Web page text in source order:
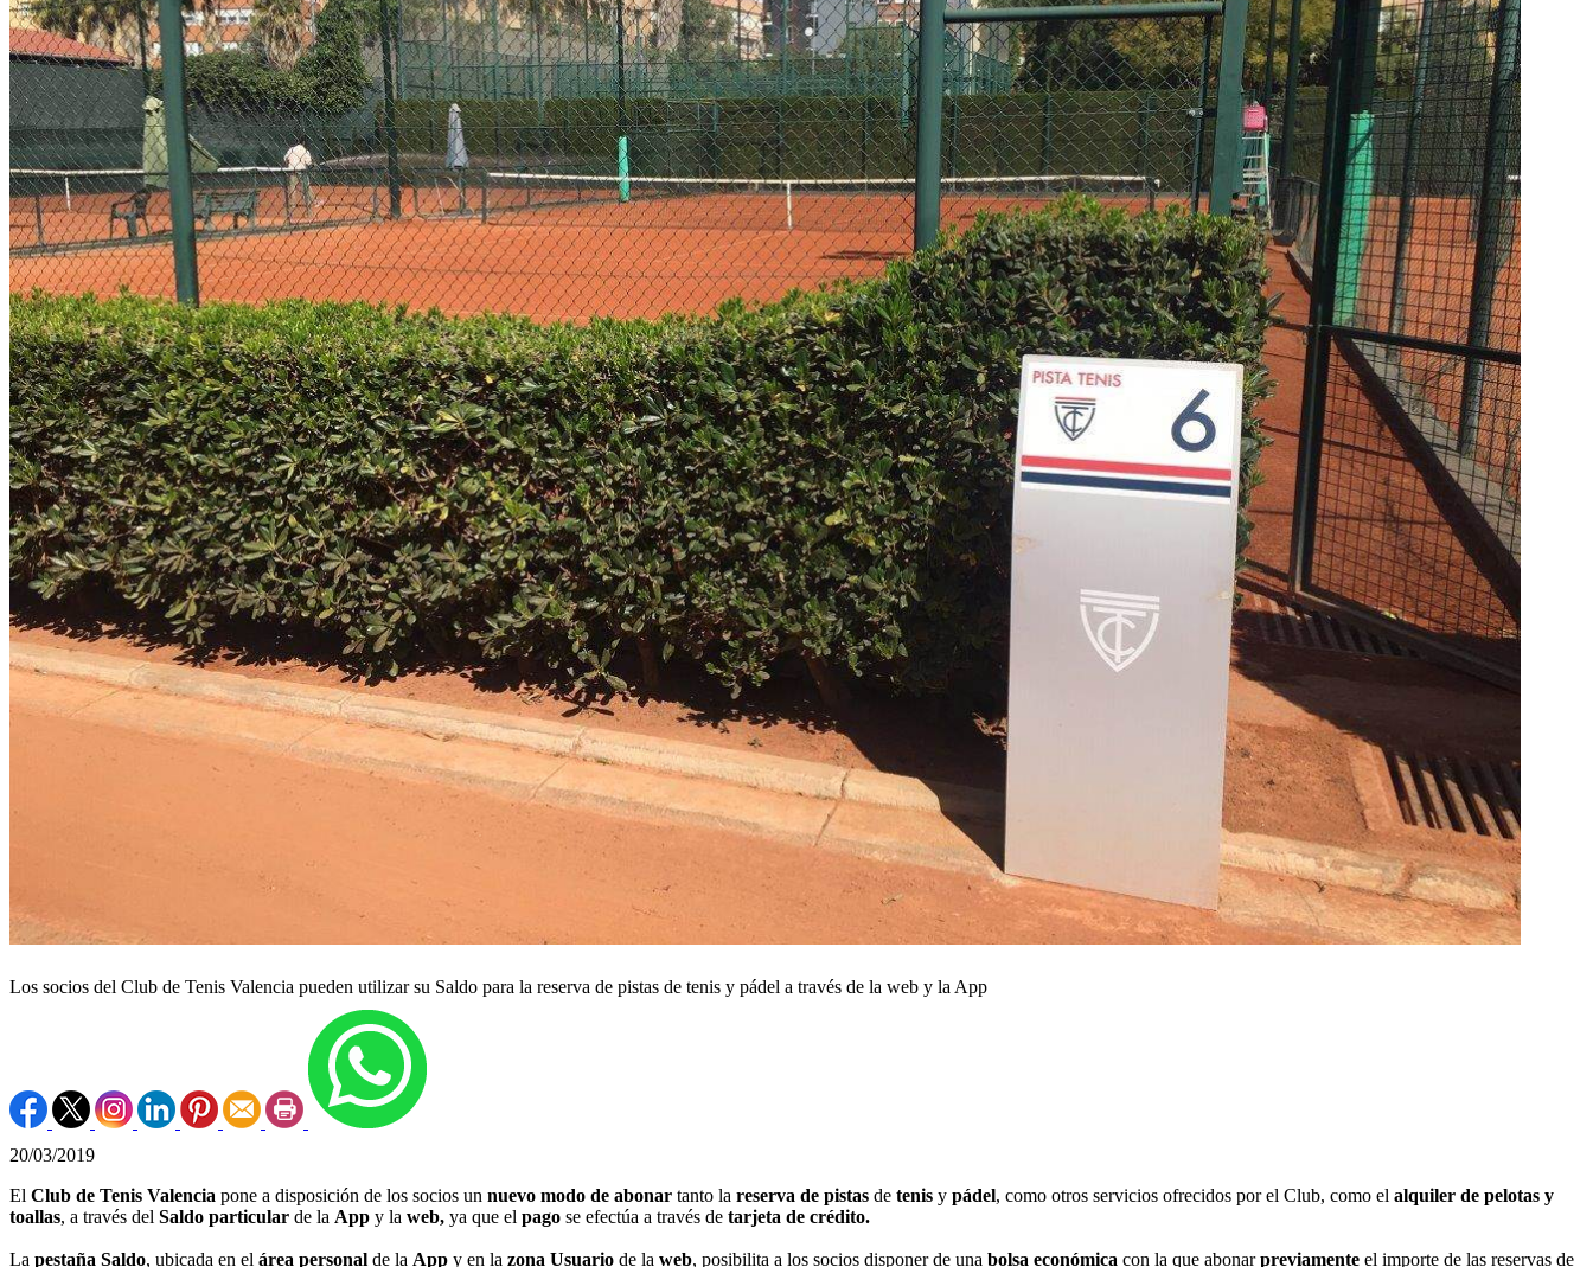
Los socios del Club de Tenis Valencia pueden utilizar su Saldo para la reserva de pistas de tenis y pádel a través de la web y la App
20/03/2019
El Club de Tenis Valencia pone a disposición de los socios un nuevo modo de abonar tanto la reserva de pistas de tenis y pádel, como otros servicios ofrecidos por el Club, como el alquiler de pelotas y
toallas, a través del Saldo particular de la App y la web, ya que el pago se efectúa a través de tarjeta de crédito.
La pestaña Saldo, ubicada en el área personal de la App y en la zona Usuario de la web, posibilita a los socios disponer de una bolsa económica con la que abonarpreviamente el importe de las reservas de